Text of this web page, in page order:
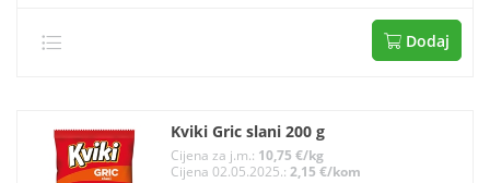
Dodaj
Kviki Gric slani 200 g
Cijena za j.m.: 10,75 €/kg
Cijena 02.05.2025.: 2,15 €/kom